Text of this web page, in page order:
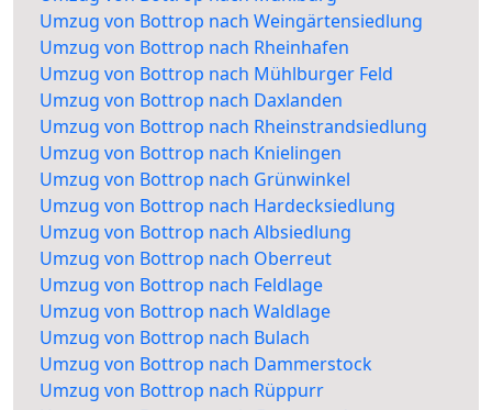
Umzug von Bottrop nach Weingärtensiedlung
Umzug von Bottrop nach Rheinhafen
Umzug von Bottrop nach Mühlburger Feld
Umzug von Bottrop nach Daxlanden
Umzug von Bottrop nach Rheinstrandsiedlung
Umzug von Bottrop nach Knielingen
Umzug von Bottrop nach Grünwinkel
Umzug von Bottrop nach Hardecksiedlung
Umzug von Bottrop nach Albsiedlung
Umzug von Bottrop nach Oberreut
Umzug von Bottrop nach Feldlage
Umzug von Bottrop nach Waldlage
Umzug von Bottrop nach Bulach
Umzug von Bottrop nach Dammerstock
Umzug von Bottrop nach Rüppurr